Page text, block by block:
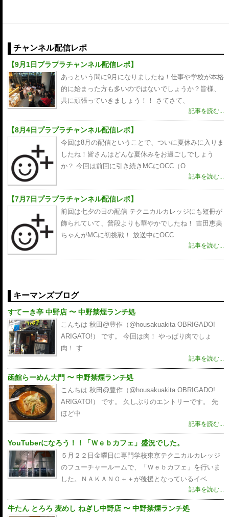
ー
シ
ョ
ン
チャンネル配信レポ
【9月1日プラプラチャンネル配信レポ】
あっという間に9月になりましたね！仕事や学校が本格
的に始まった方も多いのではないでしょうか？皆様、
共に頑張っていきましょう！！ さてさて、
記事を読む...
【8月4日プラプラチャンネル配信レポ】
今回は8月の配信ということで、ついに夏休みに入りま
したね！皆さんはどんな夏休みをお過ごしでしょう
か？ 今回は前回に引き続きMCにOCC（O
記事を読む...
【7月7日プラプラチャンネル配信レポ】
前回は七夕の日の配信 テクニカルカレッジにも短冊が
飾られていて、普段よりも華やかでしたね！ 吉田恵美
ちゃんがMCに初挑戦！ 放送中にOCC
記事を読む...
キーマンズブログ
すてーき亭 中野店 〜 中野禁煙ランチ処
こんちは 秋田@豊作（@housakuakita‎ OBRIGADO!
ARIGATO!） です。 今回は肉！ やっぱり肉でしょ
肉！ す
記事を読む...
函館らーめん大門 〜 中野禁煙ランチ処
こんちは 秋田@豊作（@housakuakita‎ OBRIGADO!
ARIGATO!） です。 久しぶりのエントリーです。 先
ほど中
記事を読む...
YouTuberになろう！！「Ｗｅｂカフェ」盛況でした。
５月２２日金曜日に専門学校東京テクニカルカレッジ
のフューチャールームで、「Ｗｅｂカフェ」を行いま
した。ＮＡＫＡＮＯ＋＋が後援となっているイベ
記事を読む...
牛たん とろろ 麦めし ねぎし中野店 〜 中野禁煙ランチ処